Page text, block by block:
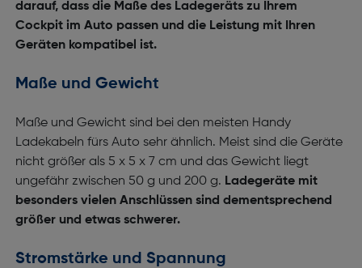
darauf, dass die Maße des Ladegeräts zu Ihrem
Cockpit im Auto passen und die Leistung mit Ihren
Geräten kompatibel ist.
Maße und Gewicht
Maße und Gewicht sind bei den meisten Handy
Ladekabeln fürs Auto sehr ähnlich. Meist sind die Geräte
nicht größer als 5 x 5 x 7 cm und das Gewicht liegt
ungefähr zwischen 50 g und 200 g. Ladegeräte mit
besonders vielen Anschlüssen sind dementsprechend
größer und etwas schwerer.
Stromstärke und Spannung